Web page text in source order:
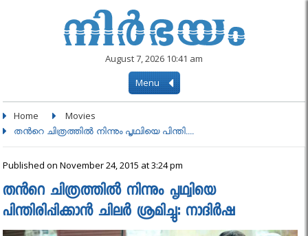
August 7, 2026 10:41 am
Menu
Home Movies
തൻറെ ചിത്രത്തിൽ നിന്നും പൃഥ്വിയെ പിന്തി....
Published on November 24, 2015 at 3:24 pm
തൻറെ ചിത്രത്തിൽ നിന്നും പൃഥ്വിയെ
പിന്തിരിപ്പിക്കാന്‍ ചിലര്‍ ശ്രമിച്ചു: നാദിര്‍ഷ